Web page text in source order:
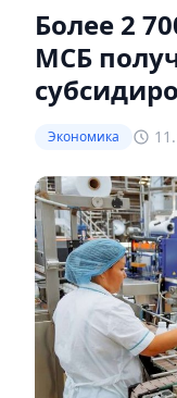
Более 2
МСБ
Экономика